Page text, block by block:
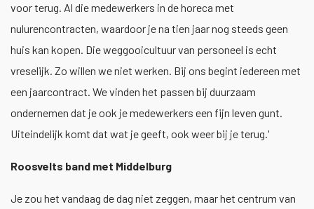
voor terug. Al die medewerkers in de horeca met
nulurencontracten, waardoor je na tien jaar nog steeds geen
huis kan kopen. Die weggooicultuur van personeel is echt
vreselijk. Zo willen we niet werken. Bij ons begint iedereen met
een jaarcontract. We vinden het passen bij duurzaam
ondernemen dat je ook je medewerkers een fijn leven gunt.
Uiteindelijk komt dat wat je geeft, ook weer bij je terug.'
Roosvelts band met Middelburg
Je zou het vandaag de dag niet zeggen, maar het centrum van